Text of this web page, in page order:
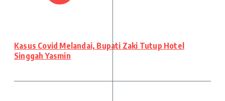
Kasus Covid Melandai, Bupati Zaki Tutup Hotel
Singgah Yasmin